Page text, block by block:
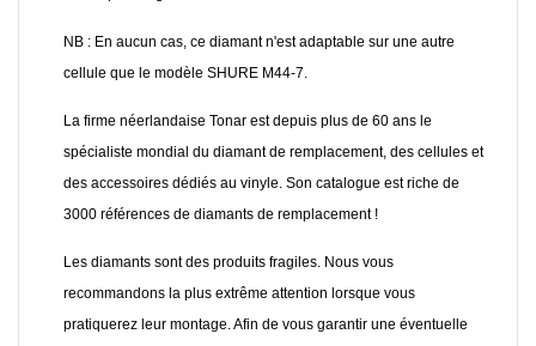
NB : En aucun cas, ce diamant n'est adaptable sur une autre
cellule que le modèle SHURE M44-7.
La firme néerlandaise Tonar est depuis plus de 60 ans le
spécialiste mondial du diamant de remplacement, des cellules et
des accessoires dédiés au vinyle. Son catalogue est riche de
3000 références de diamants de remplacement !
Les diamants sont des produits fragiles. Nous vous
recommandons la plus extrême attention lorsque vous
pratiquerez leur montage. Afin de vous garantir une éventuelle